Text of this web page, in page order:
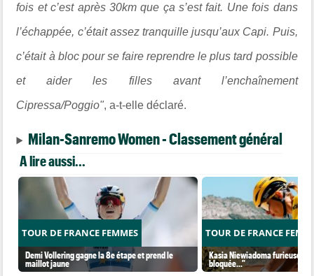
fois et c’est après 30km que ça s’est fait. Une fois dans
l’échappée, c’était assez tranquille jusqu’aux Capi. Puis,
c’était à bloc pour se faire reprendre le plus tard possible
et aider les filles avant l’enchaînement
Cipressa/Poggio", a-t-elle déclaré.
Milan-Sanremo Women - Classement général
A lire aussi...
TOUR DE FRANCE FEMMES
Demi Vollering gagne la 8e étape et prend le
maillot jaune
TOUR DE FRANCE
Kasia Niewiadoma furieuse :
bloquée..."